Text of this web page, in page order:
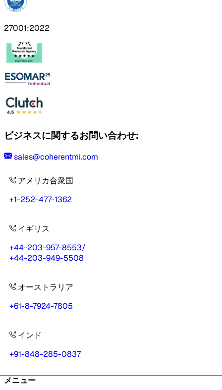
27001:2022
ビジネスに関するお問い合わせ:
sales@coherentmi.com
アメリカ合衆国
+1-252-477-1362
イギリス
+44-203-957-8553/
+44-203-949-5508
オーストラリア
+61-8-7924-7805
インド
+91-848-285-0837
メニュー